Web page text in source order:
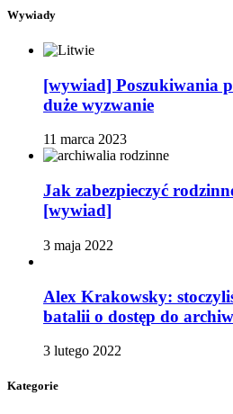
Wywiady
[wywiad] Poszukiwania
duże wyzwanie
11 marca 2023
Jak zabezpieczyć
[wywiad]
3 maja 2022
Alex Krakowsky:
batalii o dostęp do
3 lutego 2022
Kategorie